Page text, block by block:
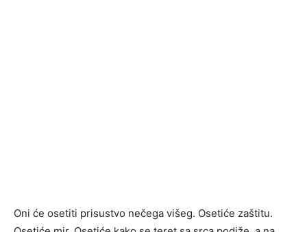
Oni će osetiti prisustvo nečega višeg. Osetiće zaštitu.